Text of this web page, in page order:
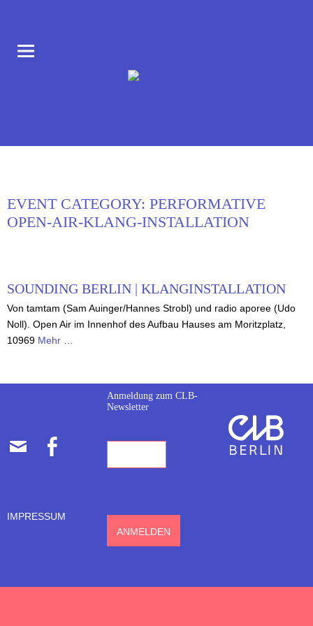
COLLABORATORIUM IM AUFBAU HAUS AM MORITZPLATZ
EVENT CATEGORY: PERFORMATIVE
OPEN-AIR-KLANG-INSTALLATION
SOUNDING BERLIN | KLANGINSTALLATION
Von tamtam (Sam Auinger/Hannes Strobl) und radio aporee (Udo
Noll). Open Air im Innenhof des Aufbau Hauses am Moritzplatz,
10969 Mehr …
FACEBOOK
IMPRESSUM
Anmeldung zum CLB-
Newsletter